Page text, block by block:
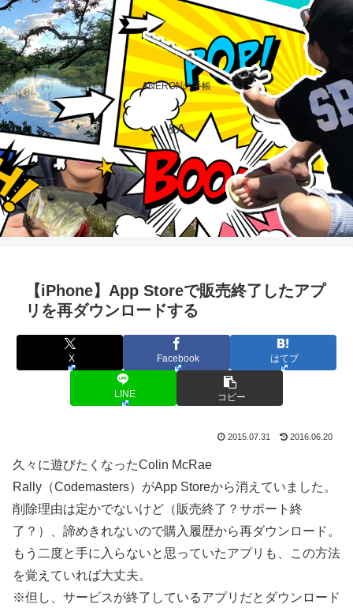
ANERONの手帳
&A
【iPhone】App Storeで販売終了したアプ
リを再ダウンロードする
X Facebook はてブ
LINE コピー
2015.07.31 2016.06.20
久々に遊びたくなったColin McRae
Rally（Codemasters）がApp Storeから消えていました。
削除理由は定かでないけど（販売終了？サポート終
了？）、諦めきれないので購入履歴から再ダウンロード。
もう二度と手に入らないと思っていたアプリも、この方法
を覚えていれば大丈夫。
※但し、サービスが終了しているアプリだとダウンロード